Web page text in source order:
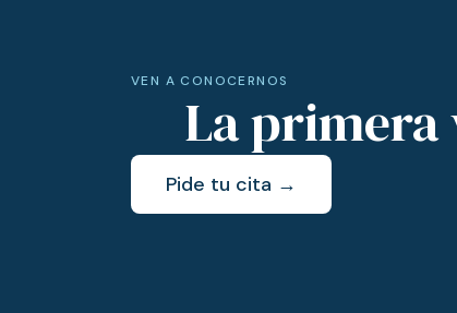
VEN A CONOCERNOS
La primera
Pide tu cita →